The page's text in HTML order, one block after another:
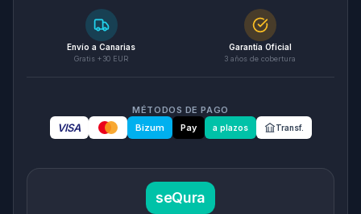
Envío a Canarias
Gratis +30 EUR
Garantía Oficial
3 años de cobertura
MÉTODOS DE PAGO
VISA Bizum Pay a plazos Transf.
seQura